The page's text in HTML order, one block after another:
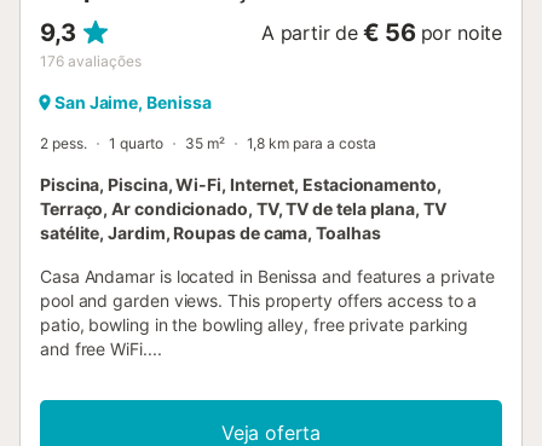
9,3
176 avaliações
A partir de € 56 por noite
San Jaime, Benissa
2 pess. 1 quarto 35 m² 1,8 km para a costa
Piscina, Piscina, Wi-Fi, Internet, Estacionamento,
Terraço, Ar condicionado, TV, TV de tela plana, TV
satélite, Jardim, Roupas de cama, Toalhas
Casa Andamar is located in Benissa and features a private
pool and garden views. This property offers access to a
patio, bowling in the bowling alley, free private parking
and free WiFi....
Veja oferta